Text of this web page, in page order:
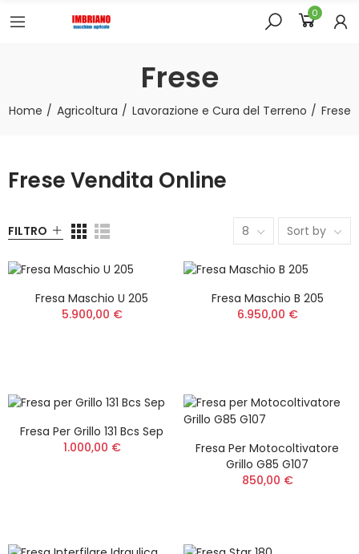
0
Frese
Home Agricoltura Lavorazione e Cura del Terreno Frese
Frese Vendita Online
FILTRO 8 Sort by
Fresa Maschio U 205
5.900,00 €
Fresa Maschio B 205
6.950,00 €
Fresa Per Grillo 131 Bcs Sep
1.000,00 €
Fresa Per Motocoltivatore
Grillo G85 G107
850,00 €